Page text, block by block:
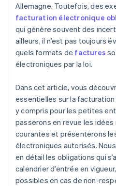
Allemagne. Toutefois, des
facturation électronique
qui génère souvent des
ailleurs, il n’est pas toujours
quels formats de factures
électroniques par la loi.
Dans cet article, vous
essentielles sur la
y compris pour les petites
passerons en revue les idées
courantes et présenterons
électroniques autorisés.
en détail les obligations qui
calendrier d’entrée en
possibles en cas de non-